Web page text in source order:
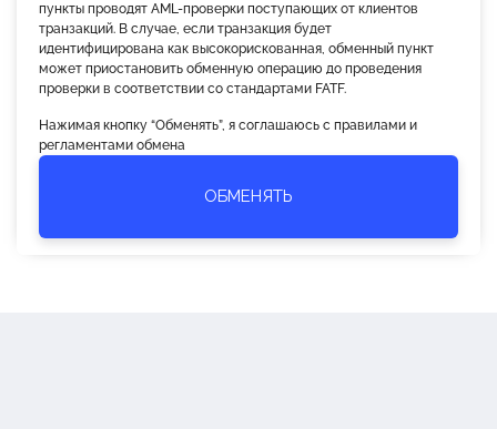
пункты проводят AML-проверки поступающих от клиентов
транзакций. В случае, если транзакция будет
идентифицирована как высокорискованная, обменный пункт
может приостановить обменную операцию до проведения
проверки в соответствии со стандартами FATF.
Нажимая кнопку “Обменять”, я соглашаюсь с правилами и
регламентами обмена
ОБМЕНЯТЬ